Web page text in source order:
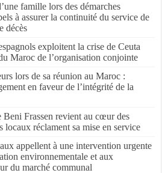
famille lors des démarches
à assurer la continuité du service de
décès
exploitent la crise de Ceuta
Maroc de l’organisation conjointe
lors de sa réunion au Maroc :
en faveur de l’intégrité de la
Beni Frassen revient au cœur des
locaux réclament sa mise en service
appellent à une intervention urgente
environnementale et aux
du marché communal